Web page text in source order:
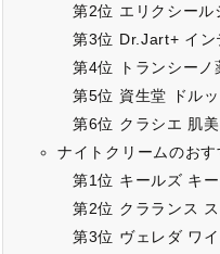
第2位 エリクシール
第3位 Dr.Jart+ イン
第4位 トランシーノ
第5位 資生堂 ドル
第6位 クラシエ 肌
ナイトクリームのお
第1位 キールズ キ
第2位 クラランス
第3位 ヴェレダ ワ